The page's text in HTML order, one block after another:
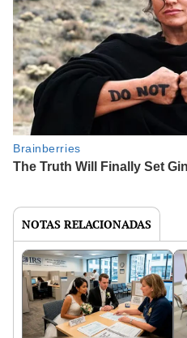
NOTAS RELACIONADAS